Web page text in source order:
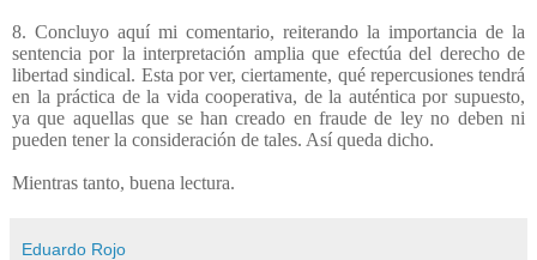
8. Concluyo aquí mi comentario, reiterando la importancia de la
sentencia por la interpretación amplia que efectúa del derecho de
libertad sindical. Esta por ver, ciertamente, qué repercusiones tendrá
en la práctica de la vida cooperativa, de la auténtica por supuesto,
ya que aquellas que se han creado en fraude de ley no deben ni
pueden tener la consideración de tales. Así queda dicho.
Mientras tanto, buena lectura.
Eduardo Rojo